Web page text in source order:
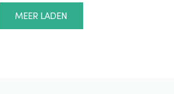
MEER LADEN